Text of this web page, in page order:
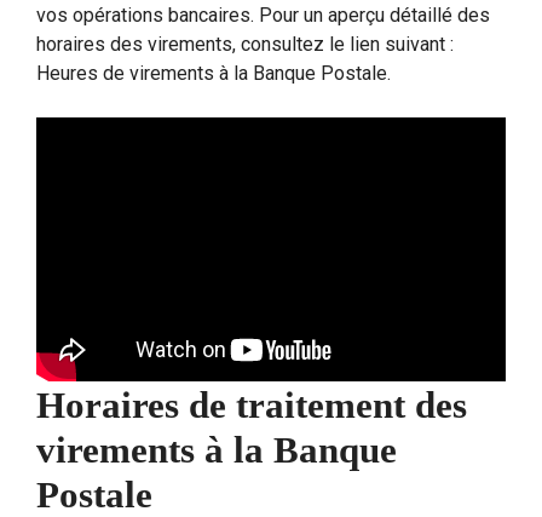
vos opérations bancaires. Pour un aperçu détaillé des
horaires des virements, consultez le lien suivant :
Heures de virements à la Banque Postale.
Horaires de traitement des
virements à la Banque
Postale